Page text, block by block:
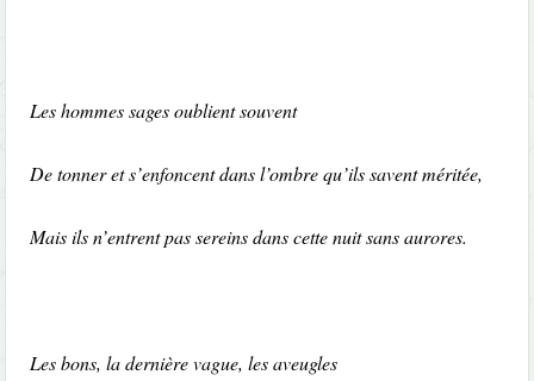
Les hommes sages oublient souvent
De tonner et s’enfoncent dans l’ombre qu’ils savent méritée,
Mais ils n’entrent pas sereins dans cette nuit sans aurores.
Les bons, la dernière vague, les aveugles